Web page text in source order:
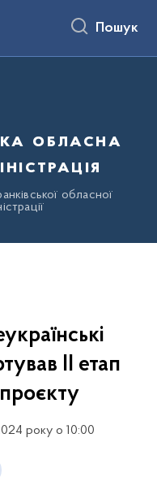
Пошук
обласна
обласної
ІІ етап
року о 10:00